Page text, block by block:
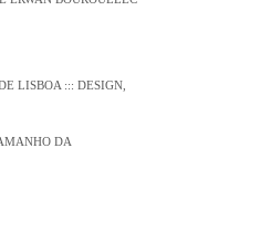
LISBOA ::: DESIGN,
DA